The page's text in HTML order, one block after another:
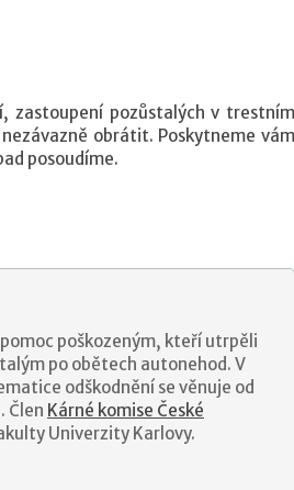
zastoupení pozůstalých v trestním
obrátit. Poskytneme vám
posoudíme.
poškozeným, kteří utrpěli
po obětech autonehod. V
odškodnění se věnuje od
Člen Kárné komise České
Univerzity Karlovy.